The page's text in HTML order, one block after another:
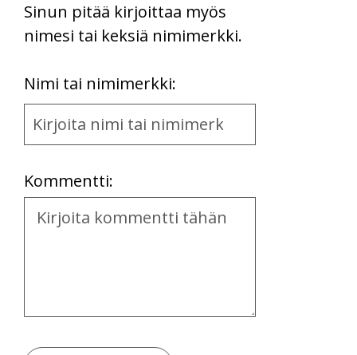
Sinun pitää kirjoittaa myös
nimesi tai keksiä nimimerkki.
Nimi tai nimimerkki:
Name
and
Kommentti:
Kommentti